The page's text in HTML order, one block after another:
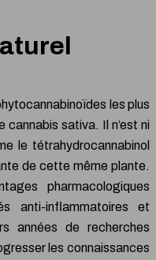
les plus
cannabis sativa. Il n’est ni
le tétrahydrocannabinol
de cette même plante.
pharmacologiques
anti-inflammatoires et
années de recherches
les connaissances